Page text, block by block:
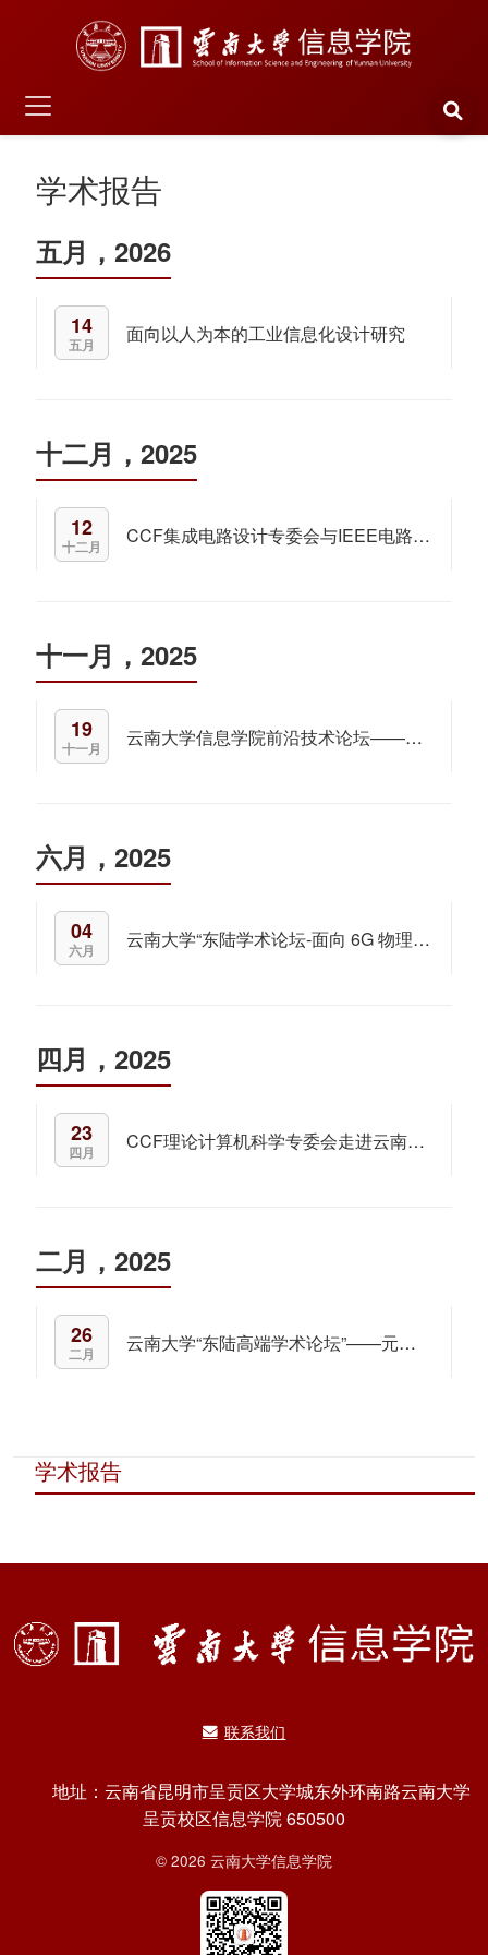
学术报告
五月，2026
14
五月 面向以人为本的工业信息化设计研究
十二月，2025
12
十二月 CCF集成电路设计专委会与IEEE电路与系统协会“走进高校”交流活动
十一月，2025
19
十一月 云南大学信息学院前沿技术论坛——面向开放动态电磁环境的智能特定辐射源识别技术研究
六月，2025
04
六月 云南大学“东陆学术论坛-面向 6G 物理层安全的智能信号感知与识别技术
四月，2025
23
四月 CCF理论计算机科学专委会走进云南大学
二月，2025
26
二月 云南大学“东陆高端学术论坛”——元宇宙何去何从:演进，挑战和未来
学术报告
联系我们
地址：云南省昆明市呈贡区大学城东外环南路云南大学
呈贡校区信息学院 650500
© 2026 云南大学信息学院